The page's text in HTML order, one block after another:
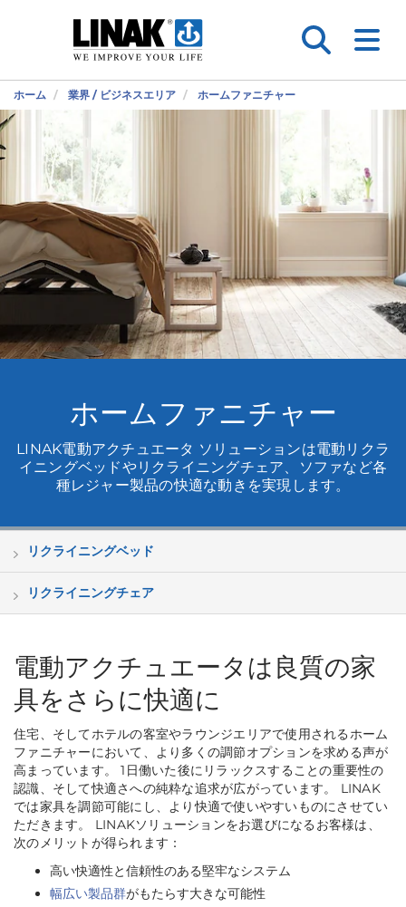
ホーム 業界 / ビジネスエリア ホームファニチャー
ホームファニチャー
LINAK電動アクチュエータ ソリューションは電動リクラ
イニングベッドやリクライニングチェア、ソファなど各
種レジャー製品の快適な動きを実現します。
リクライニングベッド
リクライニングチェア
電動アクチュエータは良質の家
具をさらに快適に
住宅、そしてホテルの客室やラウンジエリアで使用されるホーム
ファニチャーにおいて、より多くの調節オプションを求める声が
高まっています。 1日働いた後にリラックスすることの重要性の
認識、そして快適さへの純粋な追求が広がっています。 LINAK
では家具を調節可能にし、より快適で使いやすいものにさせてい
ただきます。 LINAKソリューションをお選びになるお客様は、
次のメリットが得られます：
高い快適性と信頼性のある堅牢なシステム
幅広い製品群がもたらす大きな可能性